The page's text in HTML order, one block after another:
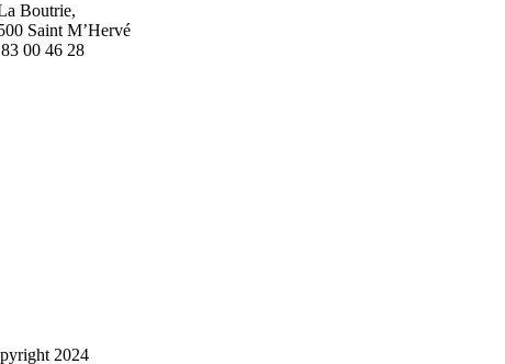
Boutrie,
Saint M’Hervé
00 46 28
2024